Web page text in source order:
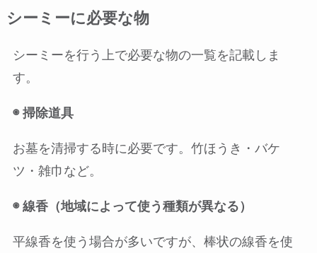
シーミーに必要な物
シーミーを行う上で必要な物の一覧を記載しま
す。
◉ 掃除道具
お墓を清掃する時に必要です。竹ほうき・バケ
ツ・雑巾など。
◉ 線香（地域によって使う種類が異なる）
平線香を使う場合が多いですが、棒状の線香を使